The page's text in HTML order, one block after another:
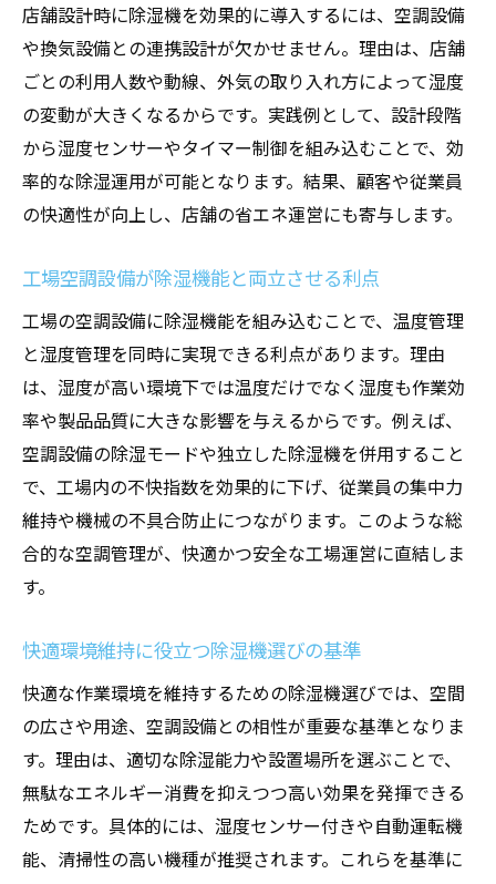
店舗設計時に除湿機を効果的に導入するには、空調設備
や換気設備との連携設計が欠かせません。理由は、店舗
ごとの利用人数や動線、外気の取り入れ方によって湿度
の変動が大きくなるからです。実践例として、設計段階
から湿度センサーやタイマー制御を組み込むことで、効
率的な除湿運用が可能となります。結果、顧客や従業員
の快適性が向上し、店舗の省エネ運営にも寄与します。
工場空調設備が除湿機能と両立させる利点
工場の空調設備に除湿機能を組み込むことで、温度管理
と湿度管理を同時に実現できる利点があります。理由
は、湿度が高い環境下では温度だけでなく湿度も作業効
率や製品品質に大きな影響を与えるからです。例えば、
空調設備の除湿モードや独立した除湿機を併用すること
で、工場内の不快指数を効果的に下げ、従業員の集中力
維持や機械の不具合防止につながります。このような総
合的な空調管理が、快適かつ安全な工場運営に直結しま
す。
快適環境維持に役立つ除湿機選びの基準
快適な作業環境を維持するための除湿機選びでは、空間
の広さや用途、空調設備との相性が重要な基準となりま
す。理由は、適切な除湿能力や設置場所を選ぶことで、
無駄なエネルギー消費を抑えつつ高い効果を発揮できる
ためです。具体的には、湿度センサー付きや自動運転機
能、清掃性の高い機種が推奨されます。これらを基準に